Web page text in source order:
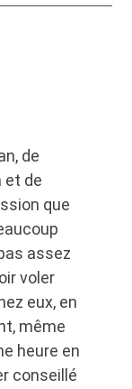
de
et de
que
assez
voler
eux, en
même
heure en
conseillé